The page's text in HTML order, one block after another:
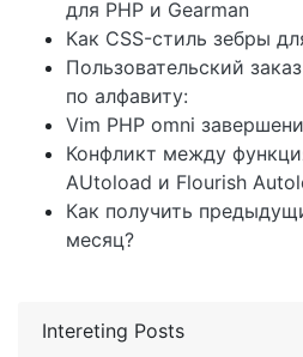
Intereting Posts
для PHP и Gearman
Как CSS-стиль зебры
Пользовательский
по алфавиту:
Vim PHP omni
Конфликт между
AUtoload и Flourish
Как получить
месяц?